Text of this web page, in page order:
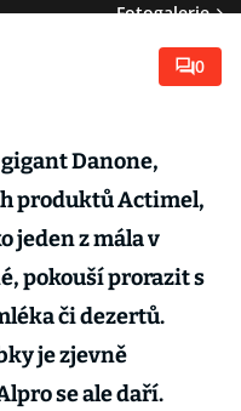
Fotogalerie
0
Danone,
produktů Actimel,
jeden z mála v
pokouší prorazit s
či dezertů.
je zjevně
se ale daří.